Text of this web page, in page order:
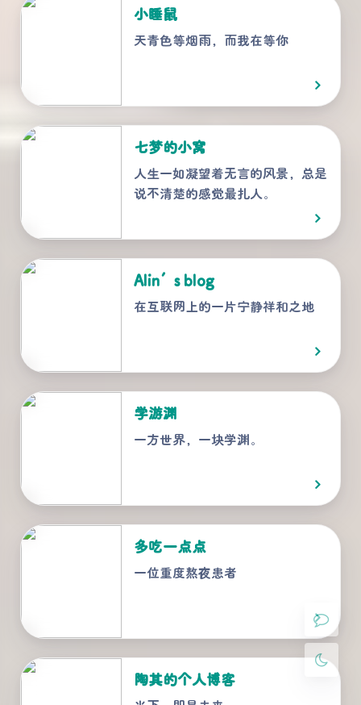
Sans Serif Serif
小睡鼠
天青色等烟雨，而我在等你
七梦的小窝
人生一如凝望着无言的风景，总是
说不清楚的感觉最扎人。
Alin’s blog
在互联网上的一片宁静祥和之地
学游渊
一方世界，一块学渊。
多吃一点点
一位重度熬夜患者
陶其的个人博客